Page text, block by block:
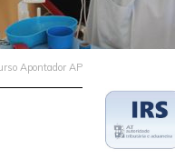
Apontador AP